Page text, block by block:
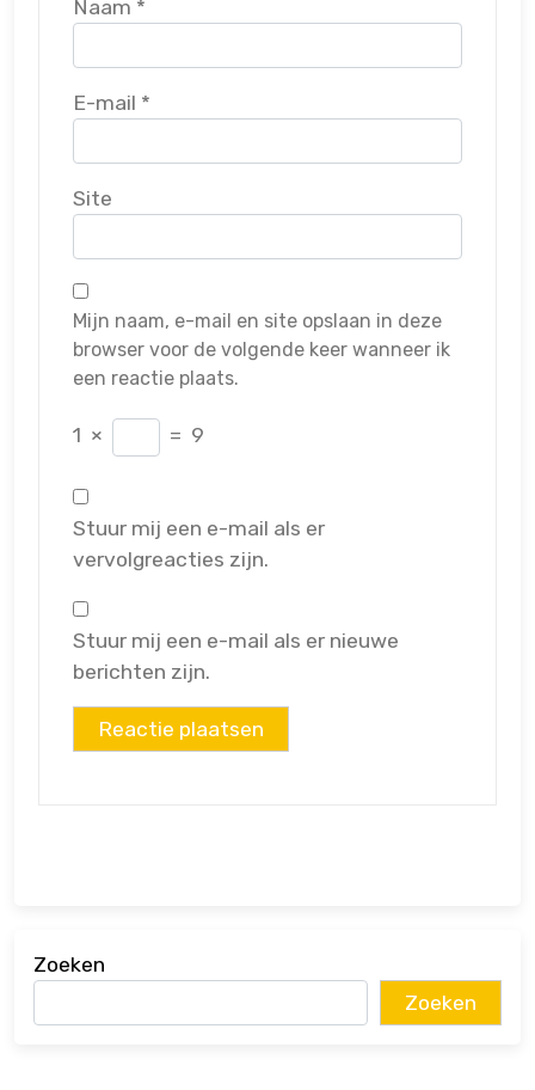
Naam *
E-mail *
Site
Mijn naam, e-mail en site opslaan in deze
browser voor de volgende keer wanneer ik
een reactie plaats.
1 × = 9
Stuur mij een e-mail als er
vervolgreacties zijn.
Stuur mij een e-mail als er nieuwe
berichten zijn.
Zoeken
Zoeken